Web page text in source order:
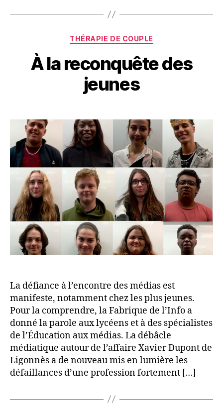
Catégories
THÉRAPIE DE COUPLE
À la reconquête des
jeunes
La défiance à l’encontre des médias est
manifeste, notamment chez les plus jeunes.
Pour la comprendre, la Fabrique de l’Info a
donné la parole aux lycéens et à des spécialistes
de l’Éducation aux médias. La débâcle
médiatique autour de l’affaire Xavier Dupont de
Ligonnès a de nouveau mis en lumière les
défaillances d’une profession fortement […]